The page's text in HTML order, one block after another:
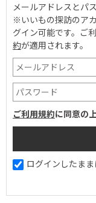
メールアドレスとパ
※いいもの探訪のア
グイン可能です。 ご
約が適用されます。
ご利用規約に同意の上
ログインしたまま